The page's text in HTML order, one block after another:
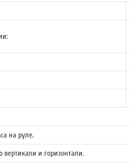
на руле.
вертикали и горизонтали.